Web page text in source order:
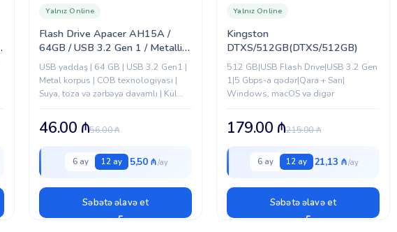
Flash Drive Apacer AH15A /
64GB / USB 3.2 Gen 1 / Metallic
/ Ashy (AP64GAH15AA-1)
Yalnız Online
USB yaddaş | 64 GB | USB 3.2 Gen1 |
Metal korpus | COB texnologiyası |
Suya, toza və zərbəyə davamlı | Kül
56.00₼
46.00 ₼
6 ay 12 ay 5,50 ₼
Səbətə əlavə et
Kingston
DTXS/512GB(DTXS/512GB)
Yalnız Online
512 GB|USB Flash Drive|USB 3.2 Gen
1|5 Gbps-a qədər|Qara + Sarı|
Windows, macOS və digər
215.00₼
179.00 ₼
6 ay 12 ay 21,13 ₼
Səbətə əlavə et